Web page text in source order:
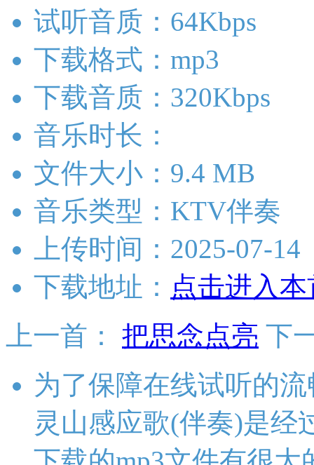
试听音质：64Kbps
下载格式：mp3
下载音质：320Kbps
音乐时长：
文件大小：9.4 MB
音乐类型：KTV伴奏
上传时间：2025-07-14
下载地址： 点击进入
上一首：
把思念点亮 下
为了保障在线试听的
灵山感应歌(伴奏)是经